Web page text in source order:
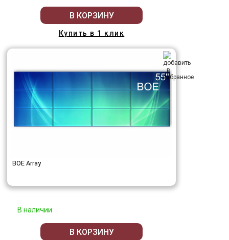
В КОРЗИНУ
Купить в 1 клик
BOE Array
В наличии
В КОРЗИНУ